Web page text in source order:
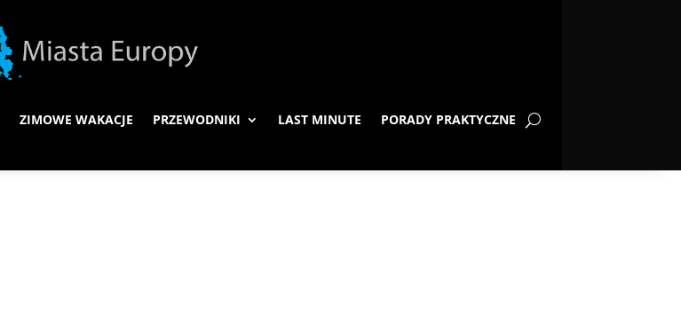
ZIMOWE WAKACJE PRZEWODNIKI LAST MINUTE PORADY PRAKTYCZNE